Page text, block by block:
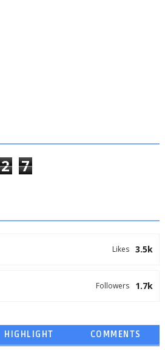
2 7
3.5k
Likes
1.7k
Followers
HIGHLIGHT COMMENTS